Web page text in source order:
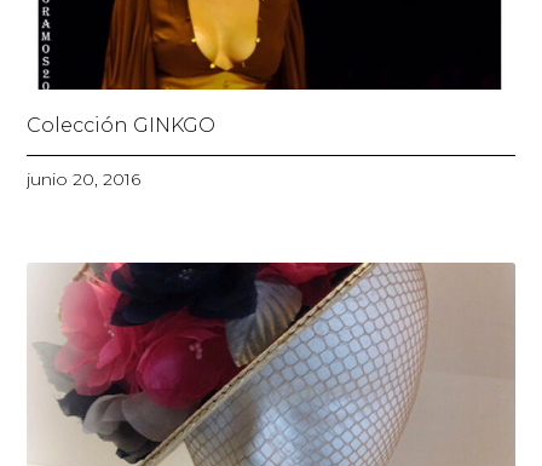
Colección GINKGO
junio 20, 2016